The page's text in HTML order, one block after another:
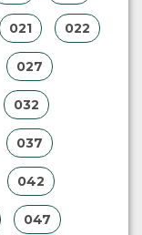
021 022
027
032
037
042
047